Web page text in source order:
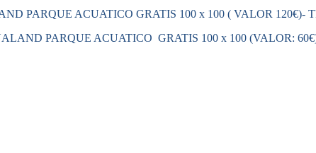
PARQUE ACUATICO GRATIS 100 x 100 ( VALOR 120€)-
PARQUE ACUATICO GRATIS 100 x 100 (VALOR: